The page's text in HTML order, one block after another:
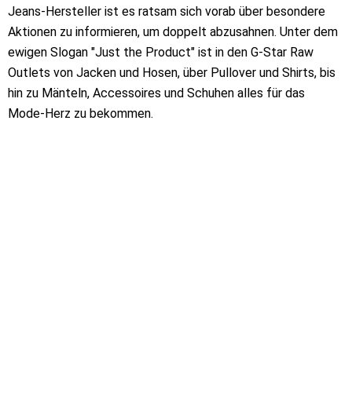
Jeans-Hersteller ist es ratsam sich vorab über besondere
Aktionen zu informieren, um doppelt abzusahnen. Unter dem
ewigen Slogan "Just the Product" ist in den G-Star Raw
Outlets von Jacken und Hosen, über Pullover und Shirts, bis
hin zu Mänteln, Accessoires und Schuhen alles für das
Mode-Herz zu bekommen.